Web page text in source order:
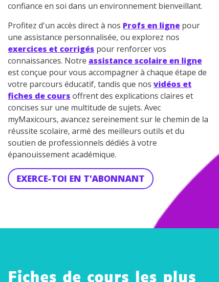
confiance en soi dans un environnement bienveillant.
Profitez d'un accès direct à nos Profs en ligne pour
une assistance personnalisée, ou explorez nos
exercices et corrigés pour renforcer vos
connaissances. Notre assistance scolaire en ligne
est conçue pour vous accompagner à chaque étape de
votre parcours éducatif, tandis que nos vidéos et
fiches de cours offrent des explications claires et
concises sur une multitude de sujets. Avec
myMaxicours, avancez sereinement sur le chemin de la
réussite scolaire, armé des meilleurs outils et du
soutien de professionnels dédiés à votre
épanouissement académique.
EXERCE-TOI EN T'ABONNANT
Fiches de cours les plus